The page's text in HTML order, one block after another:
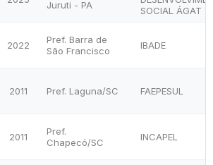
Juruti - PA
SOCIAL ÁGAT
2022
Pref. Barra de
São Francisco
IBADE
2011 Pref. Laguna/SC FAEPESUL
2011
Pref.
Chapecó/SC
INCAPEL